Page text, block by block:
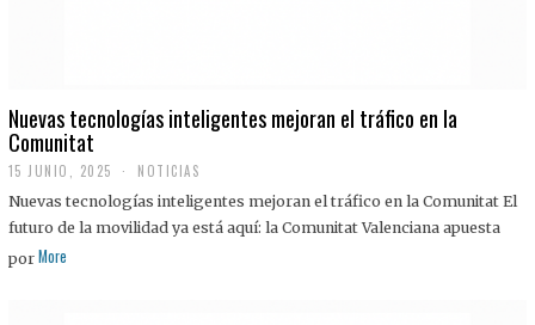
Nuevas tecnologías inteligentes mejoran el tráfico en la
Comunitat
15 JUNIO, 2025 NOTICIAS
Nuevas tecnologías inteligentes mejoran el tráfico en la Comunitat El
futuro de la movilidad ya está aquí: la Comunitat Valenciana apuesta
por More